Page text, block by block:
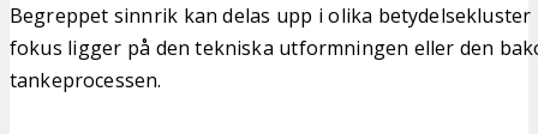
Begreppet sinnrik kan delas upp i olika betydelsekluster
fokus ligger på den tekniska utformningen eller den
tankeprocessen.